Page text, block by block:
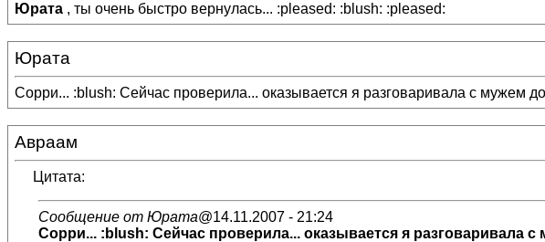
Юрата , ты очень быстро вернулась... :pleased: :blush: :pleased:
Юрата
Сорри... :blush: Сейчас проверила... оказывается я разговаривала с мужем
Авраам
Цитата:
Сообщение от Юрата@14.11.2007 - 21:24
Сорри... :blush: Сейчас проверила... оказывается я разговаривала